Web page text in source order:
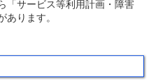
「サービス等利用計画・障害
あります。